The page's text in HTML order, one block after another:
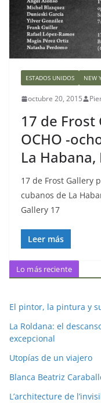
ESTADOS UNIDOS NEW
octubre 20, 2015
17 de Frost
OCHO -
La
17 de Frost Gallery
cubanos de La
Gallery 17
Leer más
Lo más reciente
El pintor, la pintura y
La Roldana: el
excepcional
Utopías de un viajero
Blanca Beatriz
L’architecture de